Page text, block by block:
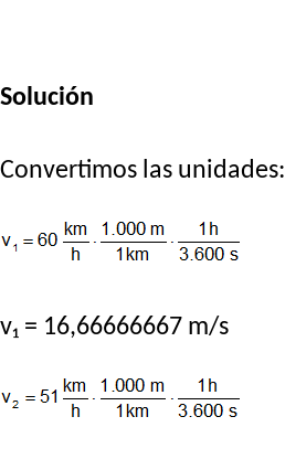
Solución
Convertimos las unidades:
v₁ = 16,66666667 m/s